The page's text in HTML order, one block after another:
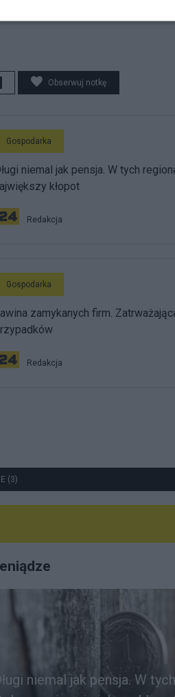
Obserwuj notkę
Gospodarka
niemal jak pensja. W tych
kłopot
Redakcja
Gospodarka
zamykanych firm.
Redakcja
(3)
niemal jak pensja. W